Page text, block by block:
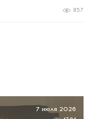
857
7 июля 2026